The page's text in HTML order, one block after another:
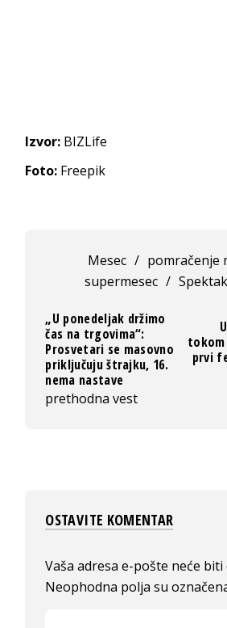
Izvor: BIZLife
Foto: Freepik
Mesec / pomračenje
supermesec /
„U ponedeljak držimo
čas na trgovima“:
Prosvetari se masovno
priključuju štrajku, 16.
nema nastave
prethodna vest
prvi
OSTAVITE KOMENTAR
Vaša adresa e-pošte neće biti
Neophodna polja su